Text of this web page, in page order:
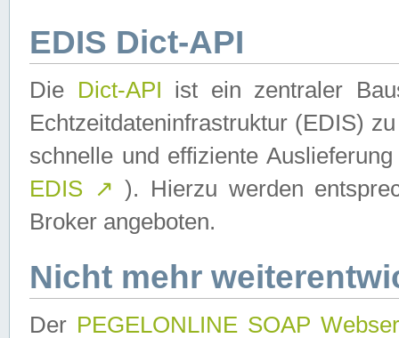
EDIS Dict-API
Die Dict-API ist ein zentraler
Echtzeitdateninfrastruktur (EDIS)
schnelle und effiziente
EDIS ↗ ). Hierzu werden
Broker angeboten.
Nicht mehr
Der PEGELONLINE SOAP